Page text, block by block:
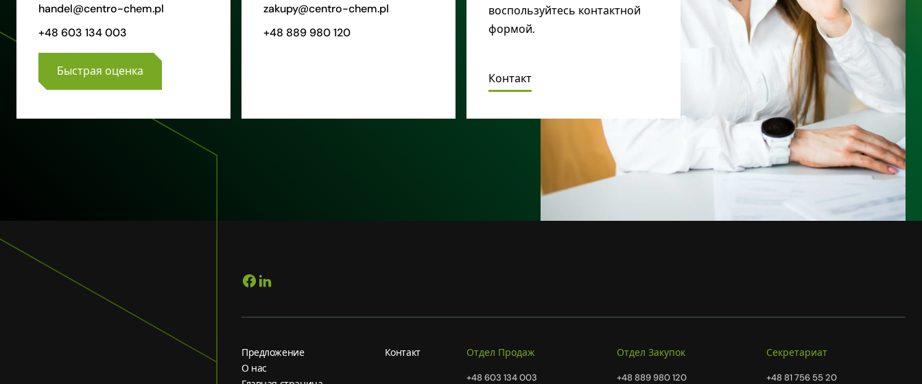
handel@centro-chem.pl
+48 603 134 003
Быстрая оценка
zakupy@centro-chem.pl
+48 889 980 120
воспользуйтесь контактной
формой.
Контакт
Предложение
О нас
Контакт Отдел Продаж
+48 603 134 003
Отдел Закупок
+48 889 980 120
Секретариат
+48 81 756 55 20